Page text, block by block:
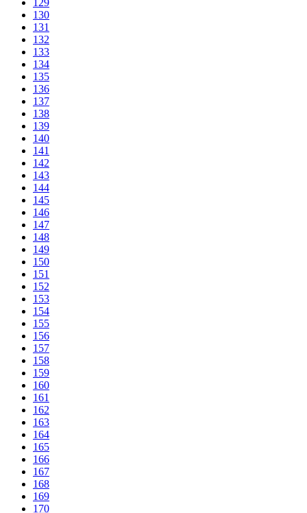
130
131
132
133
134
135
136
137
138
139
140
141
142
143
144
145
146
147
148
149
150
151
152
153
154
155
156
157
158
159
160
161
162
163
164
165
166
167
168
169
170